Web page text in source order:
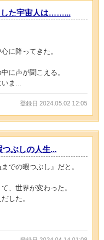
した宇宙人は……...
に降ってきた。
に声が聞こえる。
いま...
登録日 2024.05.02 12:05
ぶしの人生...
での暇つぶし』だと。
、世界が変わった。
した。